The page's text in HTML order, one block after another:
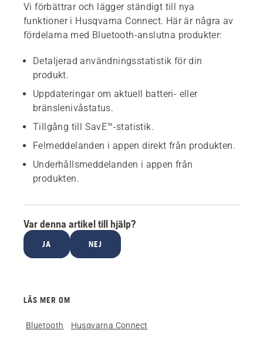
Vi förbättrar och lägger ständigt till nya
funktioner i Husqvarna Connect. Här är några av
fördelarna med Bluetooth-anslutna produkter:
Detaljerad användningsstatistik för din
produkt.
Uppdateringar om aktuell batteri- eller
bränslenivåstatus.
Tillgång till SavE™-statistik.
Felmeddelanden i appen direkt från produkten.
Underhållsmeddelanden i appen från
produkten.
Var denna artikel till hjälp?
JA NEJ
LÄS MER OM
Bluetooth Husqvarna Connect